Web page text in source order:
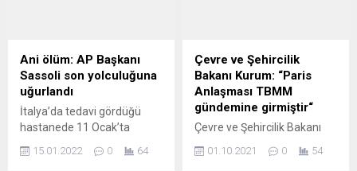
gören “1973 Grevi” adlı bu
belge niteliğindeki şarkıya
Türk işçilerinin başını çektiği
ve 1...
Uluslararası Frankfurt Türk
Film Festivali, çeyrek
yüzyıllık bir birikimi geride...
Ani ölüm: AP Başkanı
Sassoli son yolculuğuna
uğurlandı
İtalya’da tedavi gördüğü
hastanede 11 Ocak’ta
Parlamentosu (AP) Başkanı
15.01.2022 0 64
Çevre ve Şehircilik
Bakanı Kurum: “Paris
Anlaşması TBMM
gündemine girmiştir“
Çevre ve Şehircilik Bakanı
Anlaşması, Türkiye Büyük
01.10.2021 0 54